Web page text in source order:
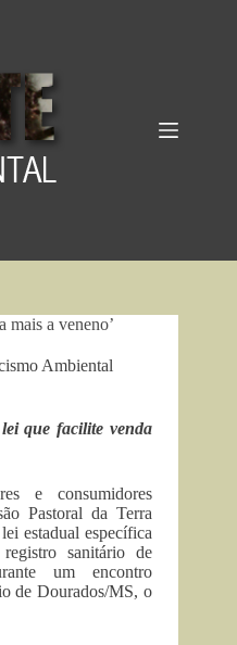
mais a veneno’
Ambiental
que facilite venda
e consumidores
Pastoral da Terra
estadual específica
sanitário de
um encontro
de Dourados/MS, o